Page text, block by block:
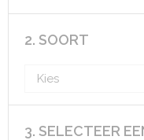
2. SOORT
3. SELECTEER